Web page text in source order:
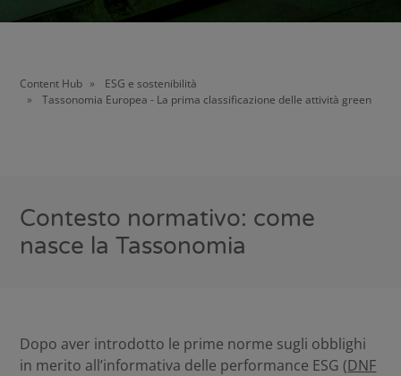
Content Hub
ESG e sostenibilità
Tassonomia Europea - La prima classificazione delle attività green
Contesto normativo: come
nasce la Tassonomia
Dopo aver introdotto le prime norme sugli obblighi
in merito all’informativa delle performance ESG (DNF